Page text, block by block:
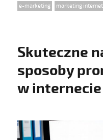
Tags
e-marketing marketing
Skuteczne
sposoby
w internecie